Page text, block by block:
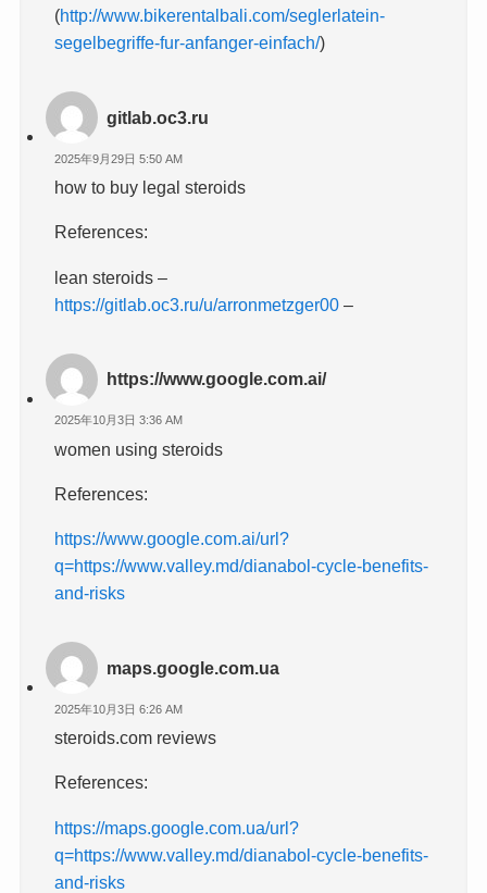
(http://www.bikerentalbali.com/seglerlatein-
segelbegriffe-fur-anfanger-einfach/)
gitlab.oc3.ru
2025年9月29日 5:50 AM
how to buy legal steroids
References:
lean steroids –
https://gitlab.oc3.ru/u/arronmetzger00 –
https://www.google.com.ai/
2025年10月3日 3:36 AM
women using steroids
References:
https://www.google.com.ai/url?
q=https://www.valley.md/dianabol-cycle-benefits-
and-risks
maps.google.com.ua
2025年10月3日 6:26 AM
steroids.com reviews
References:
https://maps.google.com.ua/url?
q=https://www.valley.md/dianabol-cycle-benefits-
and-risks